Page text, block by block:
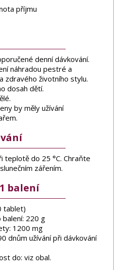
příjmu
denní dávkování.
náhradou pestré a
zdravého životního stylu.
dosah dětí.
by měly užívání
teplotě do 25 °C. Chraňte
zářením.
balení
tablet)
220 g
1200 mg
dnům užívání při dávkování
do: viz obal.